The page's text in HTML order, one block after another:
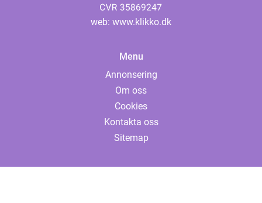
web: www.klikko.dk
Menu
Annonsering
Om oss
Cookies
Kontakta oss
Sitemap